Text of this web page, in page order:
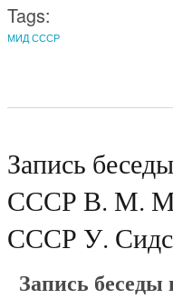
Tags:
МИД СССР
Запись
СССР В. М.
СССР У.
Запись